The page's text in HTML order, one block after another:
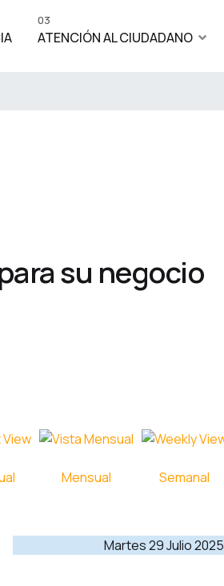
ATENCIÓN AL CIUDADANO
03
su negocio
Mensual Semanal
Martes 29 Julio 2025